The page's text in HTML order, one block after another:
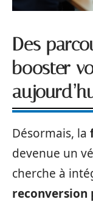
Des
booster
Désormais, la
devenue un
cherche à
reconversion